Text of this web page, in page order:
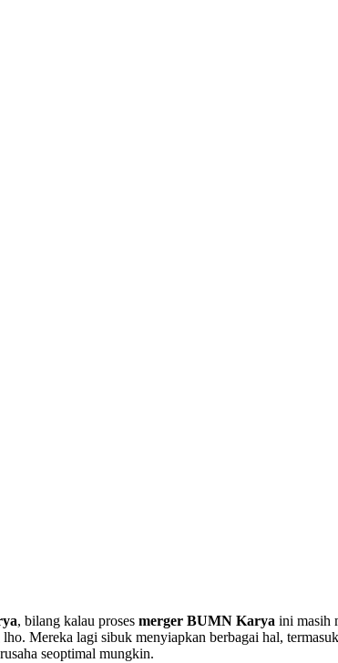
, bilang kalau proses merger BUMN Karya ini masih
Mereka lagi sibuk menyiapkan berbagai hal,
seoptimal mungkin.